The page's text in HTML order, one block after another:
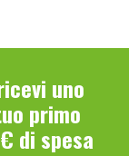
uno
primo
di spesa